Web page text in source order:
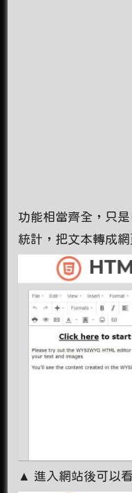
功能相當齊全，只
統計，把文本轉成
▲ 進入網站後可以